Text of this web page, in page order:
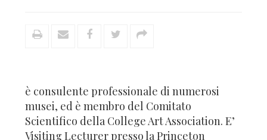
è consulente professionale di numerosi
musei, ed è membro del Comitato
Scientifico della College Art Association. E’
Visiting Lecturer presso la Princeton